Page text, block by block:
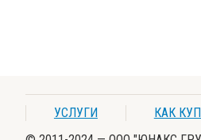
УСЛУГИ КАК